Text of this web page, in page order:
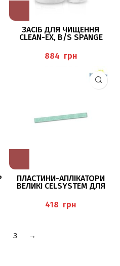
ЗАСІБ ДЛЯ ЧИЩЕННЯ
CLEAN-EX, B/S SPANGE
грн
ПЛАСТИНИ-АПЛІКАТОРИ
ВЕЛИКІ CELSYSTEM ДЛЯ
грн
3 →